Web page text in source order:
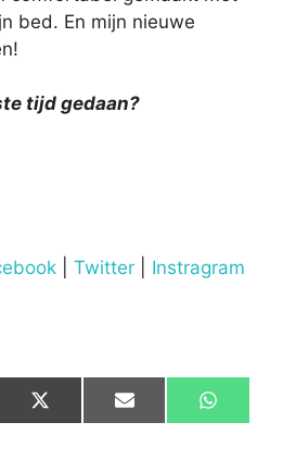
bed. En mijn nieuwe
tijd gedaan?
Twitter
Instragram
Share
on
X
(
Share
on
E
m
Share
on
W
h